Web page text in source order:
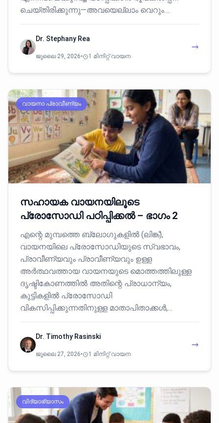
ചെയ്തിരിക്കുന്നു—അവയെല്ലാം വെറും…
Dr. Stephany Rea
ജൂലൈ 29, 2026• 1 മിനിറ്റ് വായന
വായനാ പ്രാവീണ്യം
സഹായക വായനയിലൂടെ
പ്രോസോഡി പഠിപ്പിക്കൽ – ഭാഗം 2
എന്റെ മുമ്പത്തെ ബ്ലോഗുകളിൽ (ലിങ്ക്),
വായനയിലെ പ്രോസോഡിയുടെ സ്വഭാവം,
പ്രാവീണ്യവും പ്രാവീണ്യവും ഉള്ള
അർത്ഥവത്തായ വായനയുടെ മൊത്തത്തിലുള്ള
ദൃഷ്ടികോണത്തിൽ അതിന്റെ പ്രാധാന്യം,
കുട്ടികളിൽ പ്രോസോഡി
വികസിപ്പിക്കുന്നതിനുള്ള മാതാപിതാക്കൾ,…
Dr. Timothy Rasinski
ജൂലൈ 27, 2026• 1 മിനിറ്റ് വായന
വിദ്യാഭ്യാസം